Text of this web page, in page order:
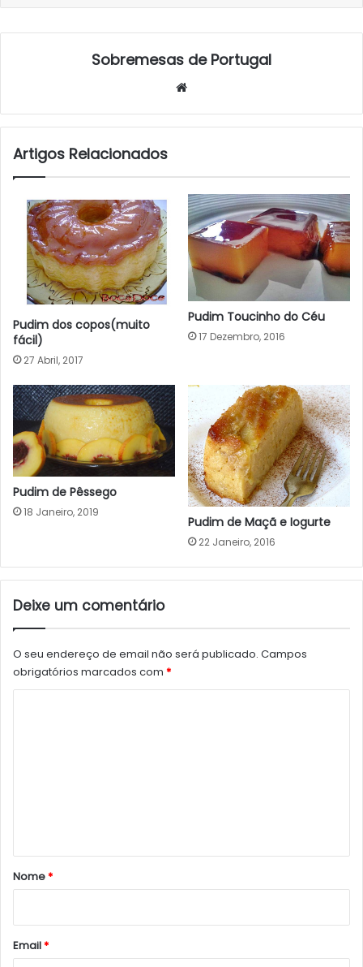
Sobremesas de Portugal
Artigos Relacionados
Pudim dos copos(muito
fácil)
27 Abril, 2017
Pudim Toucinho do Céu
17 Dezembro, 2016
Pudim de Pêssego
18 Janeiro, 2019
Pudim de Maçã e Iogurte
22 Janeiro, 2016
Deixe um comentário
O seu endereço de email não será publicado. Campos
obrigatórios marcados com *
r
*
Nome*
Email*